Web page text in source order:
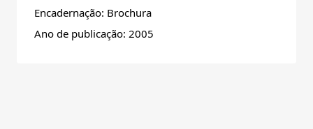
Encadernação: Brochura
Ano de publicação: 2005